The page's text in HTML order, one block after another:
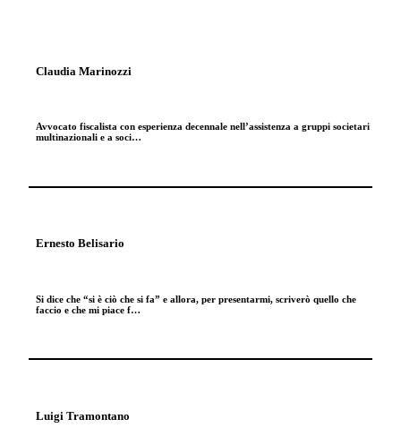
Claudia Marinozzi
Avvocato fiscalista con esperienza decennale nell’assistenza a gruppi societari
multinazionali e a soci…
Ernesto Belisario
Si dice che “si è ciò che si fa” e allora, per presentarmi, scriverò quello che
faccio e che mi piace f…
Luigi Tramontano